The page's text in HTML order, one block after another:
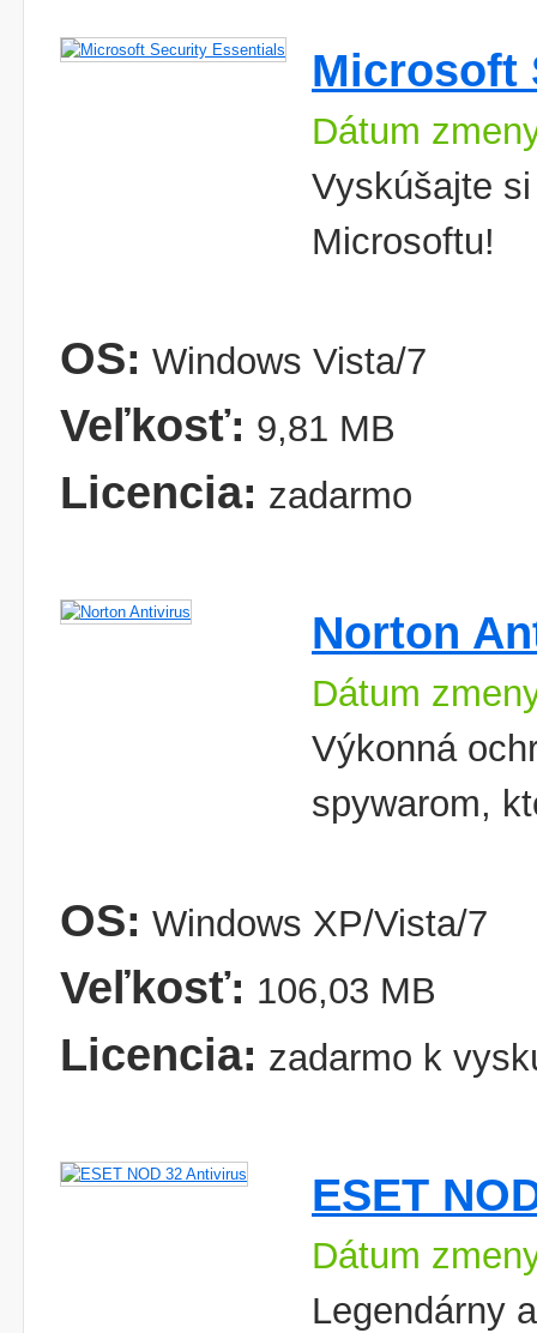
Microsoft
Dátum
Vyskúšajte
Microsoftu!
OS: Windows Vista/7
Veľkosť: 9,81 MB
Licencia: zadarmo
Norton
Dátum
Výkonná
spywarom,
OS: Windows XP/Vista/7
Veľkosť: 106,03 MB
Licencia: zadarmo k
ESET
Dátum
Legendárny